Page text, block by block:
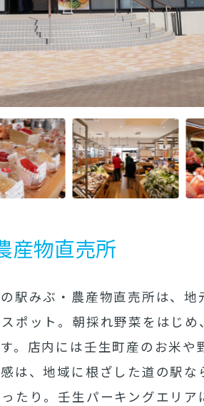
産物直売所
駅みぶ・農産物直売所は、地
ポット。朝採れ野菜をはじ
。店内には壬生町産のお米や
は、地域に根ざした道の駅な
たり。壬生パーキングエリア